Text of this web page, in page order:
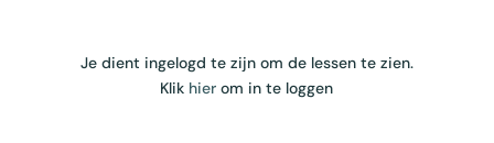
Je dient ingelogd te zijn om de lessen te zien.
Klik hier om in te loggen